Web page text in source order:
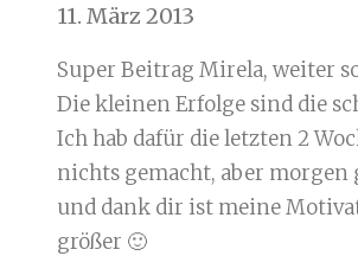
11. März 2013
Super Beitrag Mirela, weiter
Die kleinen Erfolge sind die
Ich hab dafür die letzten 2
nichts gemacht, aber morgen
und dank dir ist meine
größer 🙂